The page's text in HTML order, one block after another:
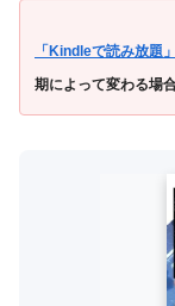
「Kindleで読み放題」
期によって変わる場